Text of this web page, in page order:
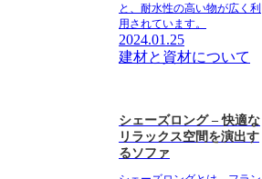
と、耐水性の高い物が広く利
用されています。
2024.01.25
建材と資材について
シェーズロング – 快適な
リラックス空間を演出す
るソファ